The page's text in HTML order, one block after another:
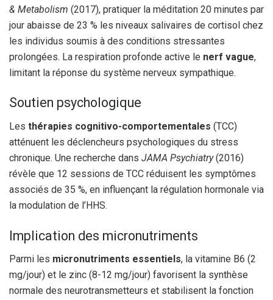
& Metabolism (2017), pratiquer la méditation 20 minutes par
jour abaisse de 23 % les niveaux salivaires de cortisol chez
les individus soumis à des conditions stressantes
prolongées. La respiration profonde active le nerf vague,
limitant la réponse du système nerveux sympathique.
Soutien psychologique
Les thérapies cognitivo-comportementales (TCC)
atténuent les déclencheurs psychologiques du stress
chronique. Une recherche dans JAMA Psychiatry(2016)
révèle que 12 sessions de TCC réduisent les symptômes
associés de 35 %, en influençant la régulation hormonale via
la modulation de l’HHS.
Implication des micronutriments
Parmi les micronutriments essentiels, la vitamine B6 (2
mg/jour) et le zinc (8-12 mg/jour) favorisent la synthèse
normale des neurotransmetteurs et stabilisent la fonction